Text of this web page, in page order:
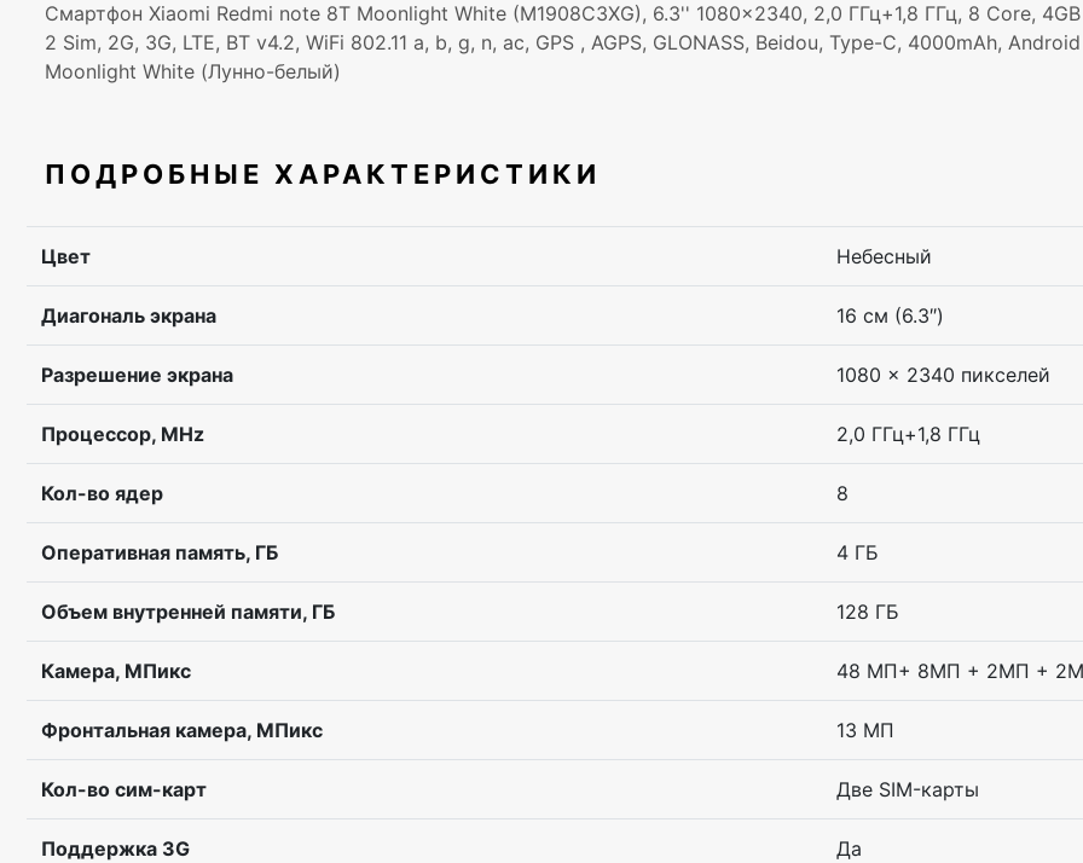
Смартфон Xiaomi Redmi note 8T Moonlight White (M1908C3XG), 6.3'' 1080x2340, 2,0 ГГц+1,8 ГГц, 8 Core,
2 Sim, 2G, 3G, LTE, BT v4.2, WiFi 802.11 a, b, g, n, ac, GPS , AGPS, GLONASS, Beidou, Type-C, 4000mAh,
Moonlight White (Лунно-белый)
ПОДРОБНЫЕ ХАРАКТЕРИСТИКИ
Цвет Небесный
Диагональ экрана 16 см (6.3″)
Разрешение экрана 1080 x 2340 пикселей
Процессор, MHz 2,0 ГГц+1,8 ГГц
Кол-во ядер 8
Оперативная память, ГБ 4 ГБ
Объем внутренней памяти, ГБ 128 ГБ
Камера, МПикс 48 МП+ 8МП + 2МП +
Фронтальная камера, МПикс 13 МП
Кол-во сим-карт Две SIM-карты
Поддержка 3G Да